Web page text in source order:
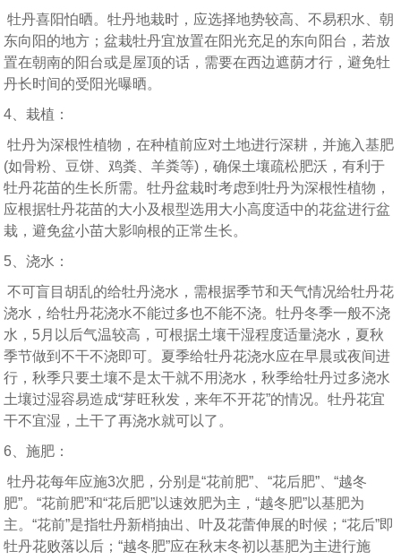
牡丹喜阳怕晒。牡丹地栽时，应选择地势较高、不易积水、朝
东向阳的地方；盆栽牡丹宜放置在阳光充足的东向阳台，若放
置在朝南的阳台或是屋顶的话，需要在西边遮荫才行，避免牡
丹长时间的受阳光曝晒。
4、栽植：
牡丹为深根性植物，在种植前应对土地进行深耕，并施入基肥
(如骨粉、豆饼、鸡粪、羊粪等)，确保土壤疏松肥沃，有利于
牡丹花苗的生长所需。牡丹盆栽时考虑到牡丹为深根性植物，
应根据牡丹花苗的大小及根型选用大小高度适中的花盆进行盆
栽，避免盆小苗大影响根的正常生长。
5、浇水：
不可盲目胡乱的给牡丹浇水，需根据季节和天气情况给牡丹花
浇水，给牡丹花浇水不能过多也不能不浇。牡丹冬季一般不浇
水，5月以后气温较高，可根据土壤干湿程度适量浇水，夏秋
季节做到不干不浇即可。夏季给牡丹花浇水应在早晨或夜间进
行，秋季只要土壤不是太干就不用浇水，秋季给牡丹过多浇水
土壤过湿容易造成“芽旺秋发，来年不开花”的情况。牡丹花宜
干不宜湿，土干了再浇水就可以了。
6、施肥：
牡丹花每年应施3次肥，分别是“花前肥”、“花后肥”、“越冬
肥”。“花前肥”和“花后肥”以速效肥为主，“越冬肥”以基肥为
主。“花前”是指牡丹新梢抽出、叶及花蕾伸展的时候；“花后”即
牡丹花败落以后；“越冬肥”应在秋末冬初以基肥为主进行施